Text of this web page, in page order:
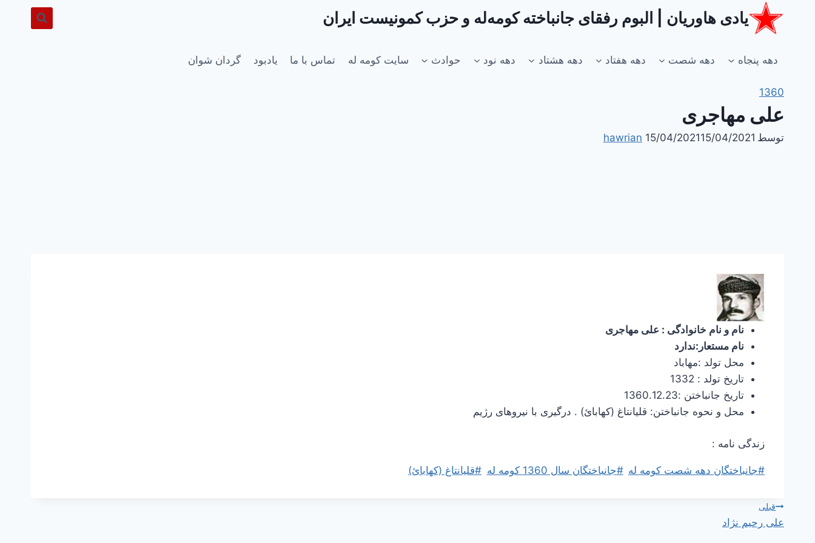
یادی هاوریان | البوم رفقای جانباخته کومه‌له و حزب کمونیست ایران
دهه پنجاه دهه شصت دهه هفتاد دهه هشتاد دهه نود حوادث سایت کومه له تماس با ما یادبود گردان شوان
1360
علی مهاجری
توسط hawrian 15/04/202115/04/2021
نام و نام خانوادگی : علی مهاجری
نام مستعار:ندارد
محل تولد :مهاباد
تاریخ تولد : 1332
تاریخ جانباختن :1360.12.23
محل و نحوه جانباختن: قلیانتاغ (کهابائ) . درگیری با نیروهای رژیم
زندگی نامه :
برچسب‌های
#جانباختگان دهه شصت کومه له #جانباختگان سال 1360 کومه له #قلیانتاغ (کهابائ)
راهبری
نوشته
قبلی
علی رحیم نژاد